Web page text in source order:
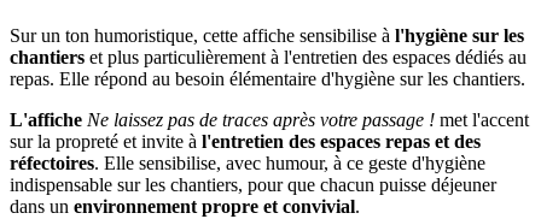
Sur un ton humoristique, cette affiche sensibilise à l'hygiène sur les
chantiers et plus particulièrement à l'entretien des espaces dédiés au
repas. Elle répond au besoin élémentaire d'hygiène sur les chantiers.
L'affiche Ne laissez pas de traces après votre passage ! met l'accent
sur la propreté et invite à l'entretien des espaces repas et des
réfectoires. Elle sensibilise, avec humour, à ce geste d'hygiène
indispensable sur les chantiers, pour que chacun puisse déjeuner
dans un environnement propre et convivial.